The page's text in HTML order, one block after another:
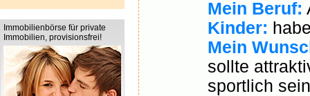
Immobilienbörse für private
Immobilien, provisionsfrei!
Mein Beruf:
Kinder:
Mein
sollte
sportlich